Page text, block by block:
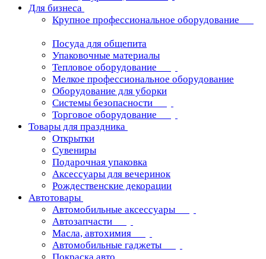
Для бизнеса
Крупное профессиональное оборудование
Посуда для общепита
Упаковочные материалы
Тепловое оборудование
Мелкое профессиональное оборудование
Оборудование для уборки
Системы безопасности
Торговое оборудование
Товары для праздника
Открытки
Сувениры
Подарочная упаковка
Аксессуары для вечеринок
Рождественские декорации
Автотовары
Автомобильные аксессуары
Автозапчасти
Масла, автохимия
Автомобильные гаджеты